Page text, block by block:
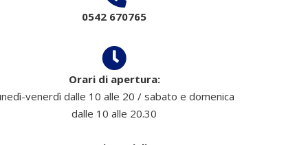
0542 670765
Orari di apertura:
venerdì dalle 10 alle 20 / sabato e domenica
dalle 10 alle 20.30